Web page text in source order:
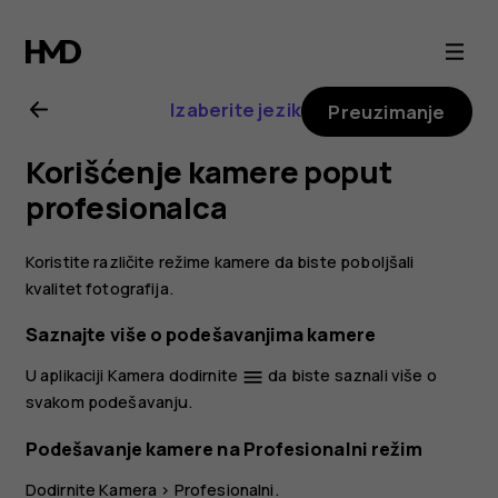
Nokia
8.1
uputstvo
za
korisnika
Izaberite jezik Preuzimanje
Korišćenje kamere poput
profesionalca
Koristite različite režime kamere da biste poboljšali
kvalitet fotografija.
Saznajte više o podešavanjima kamere
U aplikaciji Kamera dodirnite menu da biste saznali više o
svakom podešavanju.
Podešavanje kamere na Profesionalni režim
DodirniteKamera > Profesionalni.